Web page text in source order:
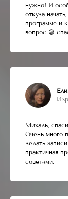
нужно! И
откуда
программе и
вопрос 😅
Михаль,
Очень много
делать
практичная
советами.